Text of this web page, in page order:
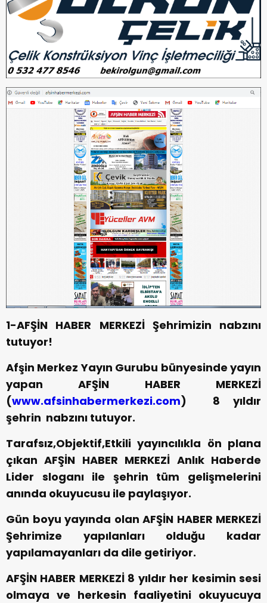
1-AFŞİN HABER MERKEZİ Şehrimizin nabzını
tutuyor!
Afşin Merkez Yayın Gurubu bünyesinde yayın
yapan AFŞİN HABER MERKEZİ
(www.afsinhabermerkezi.com) 8 yıldır
şehrin nabzını tutuyor.
Tarafsız,Objektif,Etkili yayıncılıkla ön plana
çıkan AFŞİN HABER MERKEZİ Anlık Haberde
Lider sloganı ile şehrin tüm gelişmelerini
anında okuyucusu ile paylaşıyor.
Gün boyu yayında olan AFŞİN HABER MERKEZİ
Şehrimize yapılanları olduğu kadar
yapılamayanları da dile getiriyor.
AFŞİN HABER MERKEZİ 8 yıldır her kesimin sesi
olmaya ve herkesin faaliyetini okuyucuya